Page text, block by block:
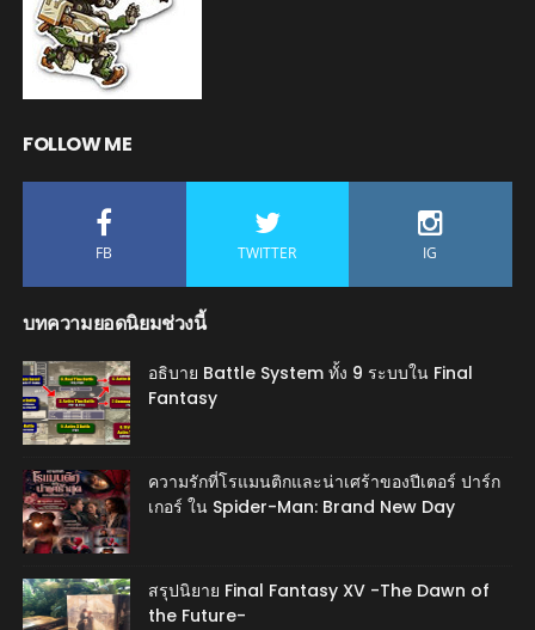
FOLLOW ME
FB TWITTER IG
บทความยอดนิยมช่วงนี้
อธิบาย Battle System ทั้ง 9 ระบบใน Final
Fantasy
ความรักที่โรแมนติกและน่าเศร้าของปีเตอร์ ปาร์ก
เกอร์ ใน Spider-Man: Brand New Day
สรุปนิยาย Final Fantasy XV -The Dawn of
the Future-